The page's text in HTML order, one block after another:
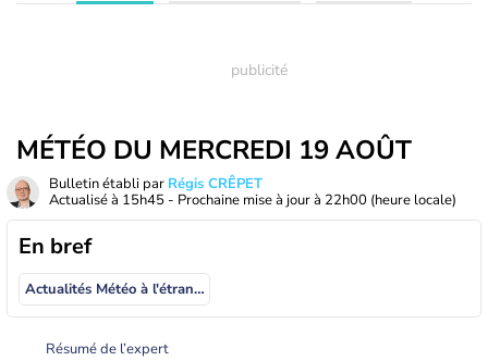
MÉTÉO DU MERCREDI 19 AOÛT
Bulletin établi par Régis CRÊPET
Actualisé à 15h45 - Prochaine mise à jour à 22h00 (heure locale)
En bref
Actualités Météo à l'étranger
Résumé de l’expert